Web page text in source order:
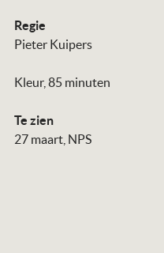
Regie
Pieter Kuipers
Kleur, 85 minuten
Te zien
27 maart, NPS